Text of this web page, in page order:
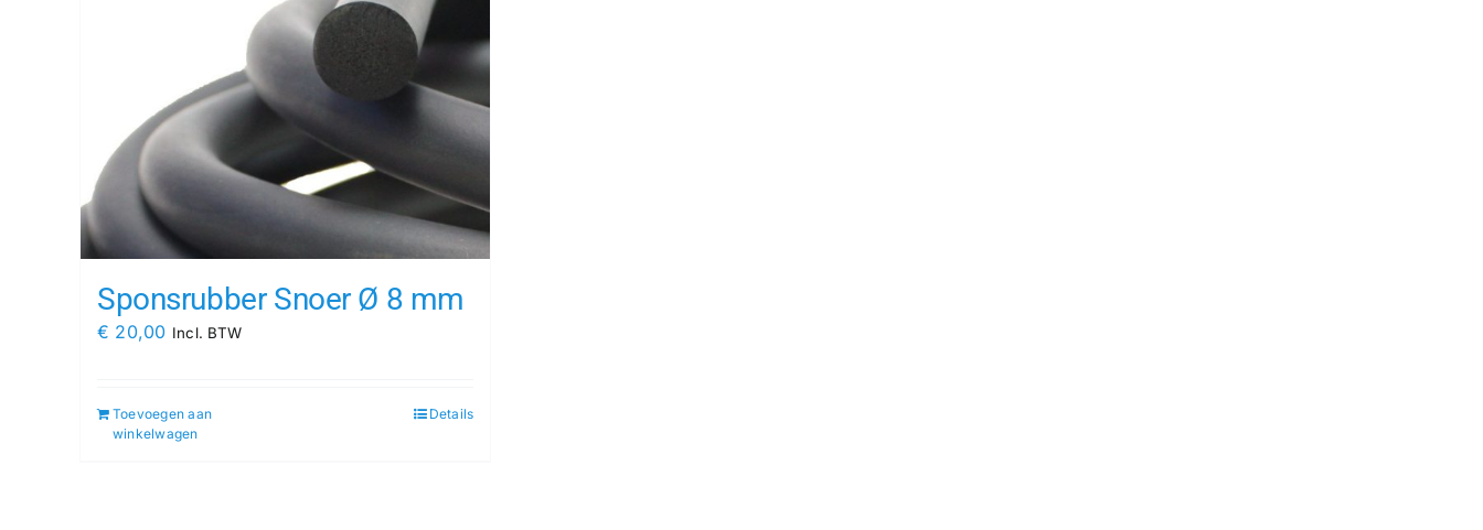
Sponsrubber Snoer Ø 8 mm
€ 20,00 Incl. BTW
Toevoegen aan
winkelwagen
Details